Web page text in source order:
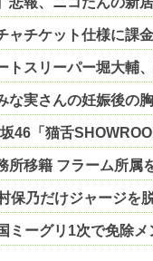
ャチケット仕様に課
トスリーパー堀大輔
な実さんの妊娠後の
46「猫舌
所移籍 フラーム所属
保乃だけジャージを
ミーグリ1次で免除